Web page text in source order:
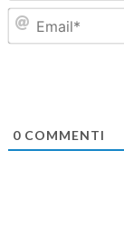
0COMMENTI